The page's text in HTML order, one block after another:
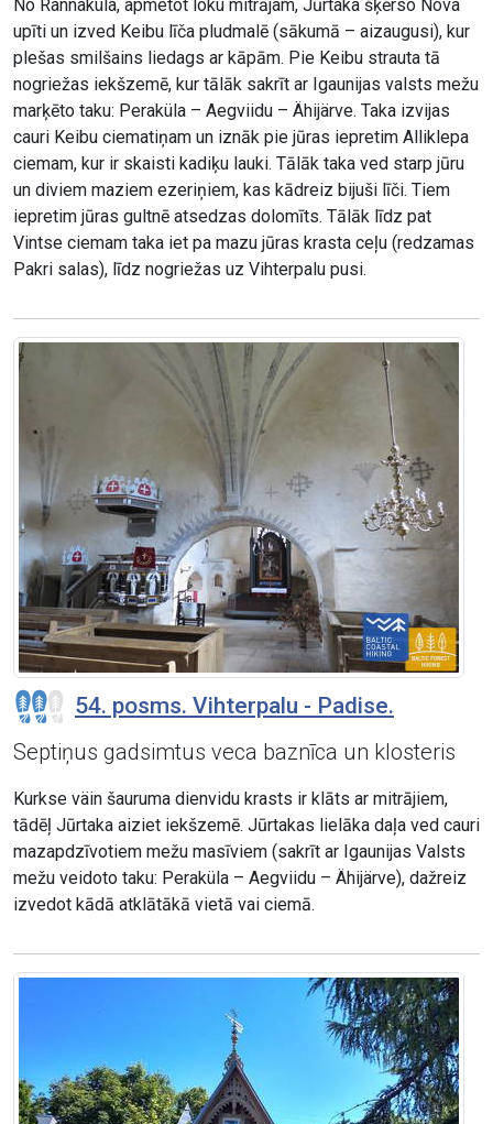
No Rannaküla, apmetot loku mitrājam, Jūrtaka šķērso Nõva
upīti un izved Keibu līča pludmalē (sākumā – aizaugusi), kur
plešas smilšains liedags ar kāpām. Pie Keibu strauta tā
nogriežas iekšzemē, kur tālāk sakrīt ar Igaunijas valsts mežu
marķēto taku: Peraküla – Aegviidu – Ähijärve. Taka izvijas
cauri Keibu ciematiņam un iznāk pie jūras iepretim Alliklepa
ciemam, kur ir skaisti kadiķu lauki. Tālāk taka ved starp jūru
un diviem maziem ezeriņiem, kas kādreiz bijuši līči. Tiem
iepretim jūras gultnē atsedzas dolomīts. Tālāk līdz pat
Vintse ciemam taka iet pa mazu jūras krasta ceļu (redzamas
Pakri salas), līdz nogriežas uz Vihterpalu pusi.
54. posms. Vihterpalu - Padise.
Septiņus gadsimtus veca baznīca un klosteris
Kurkse väin šauruma dienvidu krasts ir klāts ar mitrājiem,
tādēļ Jūrtaka aiziet iekšzemē. Jūrtakas lielāka daļa ved cauri
mazapdzīvotiem mežu masīviem (sakrīt ar Igaunijas Valsts
mežu veidoto taku: Peraküla – Aegviidu – Ähijärve), dažreiz
izvedot kādā atklātākā vietā vai ciemā.